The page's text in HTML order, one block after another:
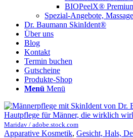
BIOPeelX®
Spezial-Angebote, Massage
Dr. Baumann SkinIdent®
Über uns
Blog
Kontakt
Termin buchen
Gutscheine
Produkte-Shop
Menü Menü
Maridav / adobe.stock.com
Apparative Kosmetik, Gesicht, Hals,